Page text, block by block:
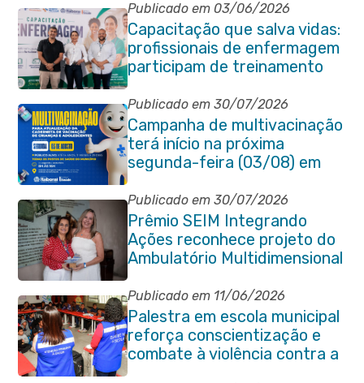
Publicado em 03/06/2026
Capacitação que salva vidas:
profissionais de enfermagem
participam de treinamento
em primeiros socorros em
Itaboraí
Publicado em 30/07/2026
Campanha de multivacinação
terá início na próxima
segunda-feira (03/08) em
Itaboraí
Publicado em 30/07/2026
Prêmio SEIM Integrando
Ações reconhece projeto do
Ambulatório Multidimensional
da Pessoa Idosa de Itaboraí
Publicado em 11/06/2026
Palestra em escola municipal
reforça conscientização e
combate à violência contra a
pessoa idosa em Itaboraí